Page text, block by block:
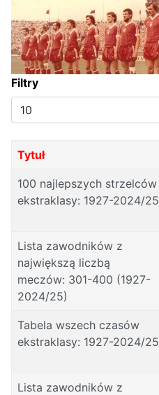
Filtry
Pokaż
#
Tytuł
100 najlepszych strzelców
ekstraklasy: 1927-2024/25
Lista zawodników z
największą liczbą
meczów: 301-400 (1927-
2024/25)
Tabela wszech czasów
ekstraklasy: 1927-2024/25
Lista zawodników z